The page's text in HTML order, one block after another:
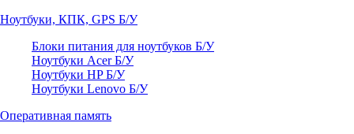
Ноутбуки, КПК, GPS Б/У
Блоки питания для ноутбуков Б/У
Ноутбуки Acer Б/У
Ноутбуки HP Б/У
Ноутбуки Lenovo Б/У
Оперативная память